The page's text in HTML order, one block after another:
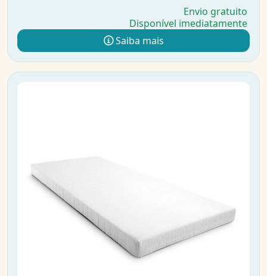
Envio gratuito
Disponível imediatamente
Saiba mais